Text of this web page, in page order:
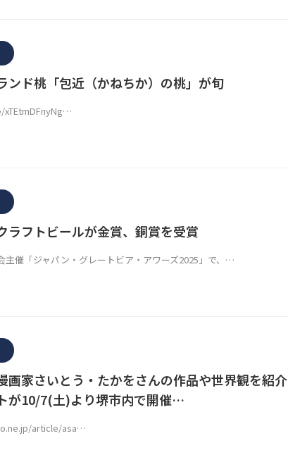
ンド桃「包近（かねちか）の桃」が旬
ラフトビールが金賞、銅賞を受賞
主催「ジャパン・グレートビア・アワーズ2025」で、…
画家さいとう・たかをさんの作品や世界観を紹介
が10/7(土)より堺市内で開催…
article/asa…